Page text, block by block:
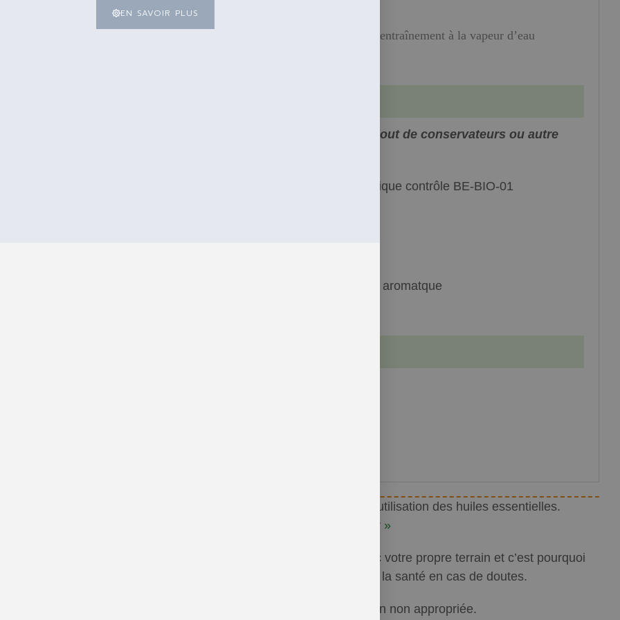
Distillation par entraînement à la vapeur d’eau
HE 100% pure, 100% naturelle et sans ajout de conservateurs ou autre
Culture Biologique contrôle BE-BIO-01
Moyennement aromatque
plus grand soin à vous donner le maximum d’informations quant à l’utilisation des huiles essentielles.
« Pour commencer »
étant différente, ces informations devront être recoupées avec votre propre terrain et c’est pourquoi
le fait qu’il vaut mieux d’abord demander l’avis d’un professionnel de la santé en cas de doutes.
donc, ma responsabilité ne pourra être engagée en cas d’utilisation non appropriée.
EN SAVOIR PLUS